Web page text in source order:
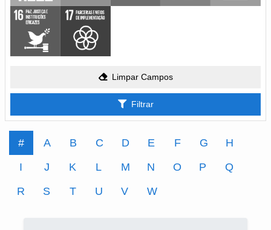
Limpar Campos
Filtrar
# A B C D E F G
H
I
J K L M N O P
Q
R
S T U V W